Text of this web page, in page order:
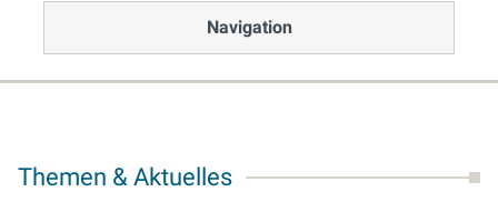
Navigation
Themen & Aktuelles